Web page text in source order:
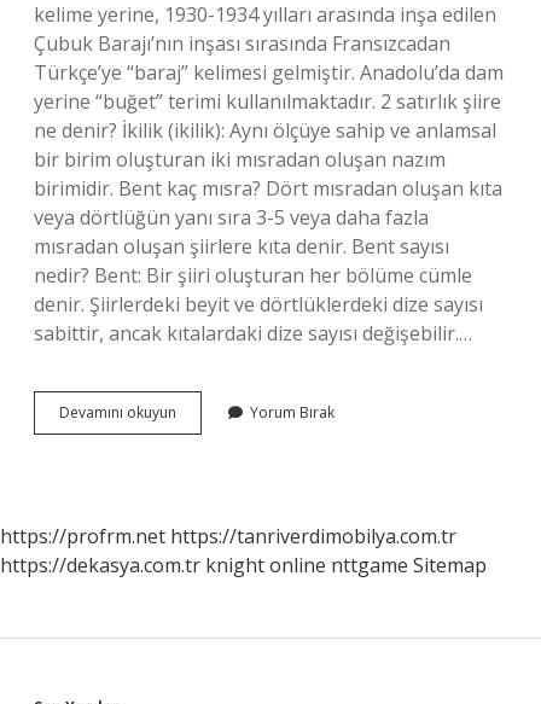
kelime yerine, 1930-1934 yılları arasında inşa edilen
Çubuk Barajı’nın inşası sırasında Fransızcadan
Türkçe’ye “baraj” kelimesi gelmiştir. Anadolu’da dam
yerine “buğet” terimi kullanılmaktadır. 2 satırlık şiire
ne denir? İkilik (ikilik): Aynı ölçüye sahip ve anlamsal
bir birim oluşturan iki mısradan oluşan nazım
birimidir. Bent kaç mısra? Dört mısradan oluşan kıta
veya dörtlüğün yanı sıra 3-5 veya daha fazla
mısradan oluşan şiirlere kıta denir. Bent sayısı
nedir? Bent: Bir şiiri oluşturan her bölüme cümle
denir. Şiirlerdeki beyit ve dörtlüklerdeki dize sayısı
sabittir, ancak kıtalardaki dize sayısı değişebilir.…
Devamını okuyun
Bent
Yorum Bırak
https://profrm.net https://tanriverdimobilya.com.tr
https://dekasya.com.tr knight online nttgame Sitemap